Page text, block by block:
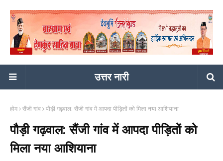
उत्तर नारी
होम सैंजी गांव पौड़ी गढ़वाल: सैंजी गांव में आपदा पीड़ितों को मिला नया आशियाना
पौड़ी गढ़वाल: सैंजी गांव में आपदा पीड़ितों को
मिला नया आशियाना